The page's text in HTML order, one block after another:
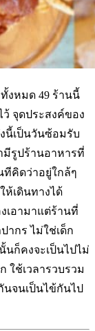
งหมด 49 ร้านนี้
ว้ จุดประสงค์ของ
นี้เป็นวันซ้อมรับ
รูปร้านอาหารที่
ทีคิดว่าอยู่ใกล้ๆ
ห้เดินทางได้
เอามาแต่ร้านที่
ากร ไม่ใช่เด็ก
ก็คงจะเป็นไปไม่
ใช้เวลารวบรวม
จนเป็นไข้กันไป